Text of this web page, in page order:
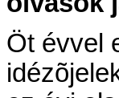
Öt évvel